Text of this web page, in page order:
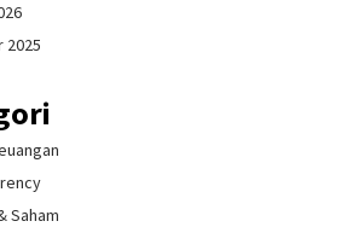
2025
Saham